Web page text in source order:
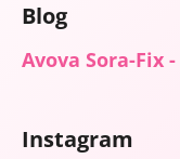
Blog
Avova Sora-Fix
Instagram